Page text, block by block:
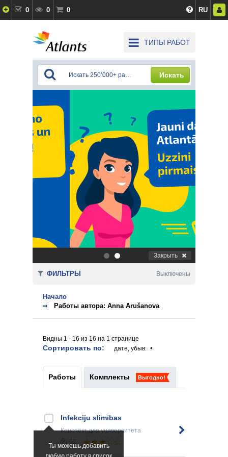
0 0 0 RU
ТИПЫ РАБОТ
Искать
. Закрыть
Начало
Работы автора: Anna Arušanova
Видны 1 - 16 из 16 на 1 странице
Сортировать по: дате, убыв.
Работы Комплекты Выгодно!
Ты можешь добавить
Infekciju slimības
Конспектдля университета
ФИЛЬТРЫ Выключены